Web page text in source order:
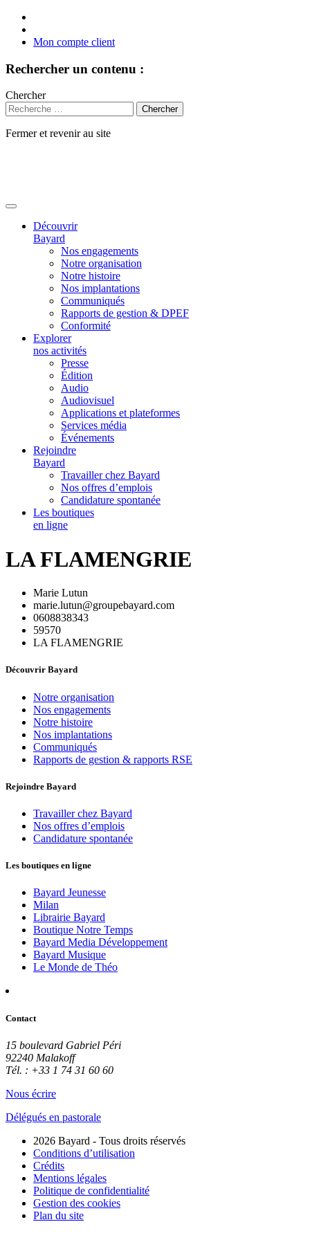
Mon compte client
Rechercher un contenu :
Chercher
Fermer et revenir au site
Découvrir
Bayard
Nos engagements
Notre organisation
Notre histoire
Nos implantations
Communiqués
Rapports de gestion & DPEF
Conformité
Explorer
nos activités
Presse
Édition
Audio
Audiovisuel
Applications et plateformes
Services média
Événements
Rejoindre
Bayard
Travailler chez Bayard
Nos offres d’emplois
Candidature spontanée
Les boutiques
en ligne
LA FLAMENGRIE
Marie Lutun
marie.lutun@groupebayard.com
0608838343
59570
LA FLAMENGRIE
Découvrir Bayard
Notre organisation
Nos engagements
Notre histoire
Nos implantations
Communiqués
Rapports de gestion & rapports RSE
Rejoindre Bayard
Travailler chez Bayard
Nos offres d’emplois
Candidature spontanée
Les boutiques en ligne
Bayard Jeunesse
Milan
Librairie Bayard
Boutique Notre Temps
Bayard Media Développement
Bayard Musique
Le Monde de Théo
Contact
15 boulevard Gabriel Péri
92240 Malakoff
Tél. : +33 1 74 31 60 60
Nous écrire
Délégués en pastorale
2026 Bayard - Tous droits réservés
Conditions d’utilisation
Crédits
Mentions légales
Politique de confidentialité
Gestion des cookies
Plan du site